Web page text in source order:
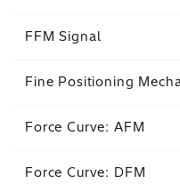
FFM Signal
Fine Positioning
Force Curve: AFM
Force Curve: DFM